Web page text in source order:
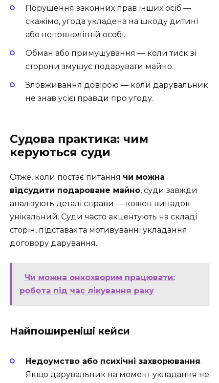
Порушення законних прав інших осіб —
скажімо, угода укладена на шкоду дитині
або неповнолітній особі.
Обман або примушування — коли тиск зі
сторони змушує подарувати майно.
Зловживання довірою — коли дарувальник
не знав усієї правди про угоду.
Судова практика: чим
керуються суди
Отже, коли постає питання чи можна
відсудити подароване майно, суди завжди
аналізують деталі справи — кожен випадок
унікальний. Суди часто акцентують на складі
сторін, підставах та мотивуванні укладання
договору дарування.
Чи можна онкохворим працювати:
робота під час лікування раку
Найпоширеніші кейси
Недоумство або психічні захворювання.
Якщо дарувальник на момент укладання не